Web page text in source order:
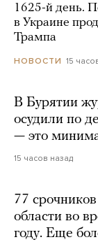
1625-й день.
в Украине
Трампа
НОВОСТИ 15
В Бурятии
осудили по
— это
15 часов назад
77
области во
году. Еще